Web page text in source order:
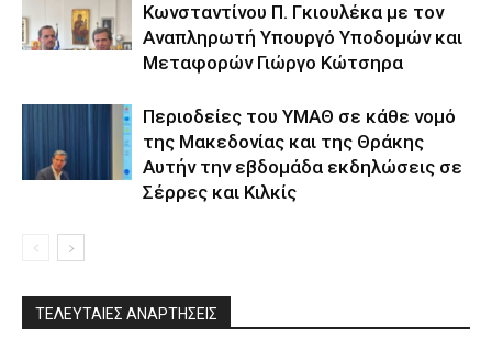
Κωνσταντίνου Π. Γκιουλέκα με τον
Αναπληρωτή Υπουργό Υποδομών και
Μεταφορών Γιώργο Κώτσηρα
Περιοδείες του ΥΜΑΘ σε κάθε νομό
της Μακεδονίας και της Θράκης
Αυτήν την εβδομάδα εκδηλώσεις σε
Σέρρες και Κιλκίς
ΤΕΛΕΥΤΑΙΕΣ ΑΝΑΡΤΗΣΕΙΣ